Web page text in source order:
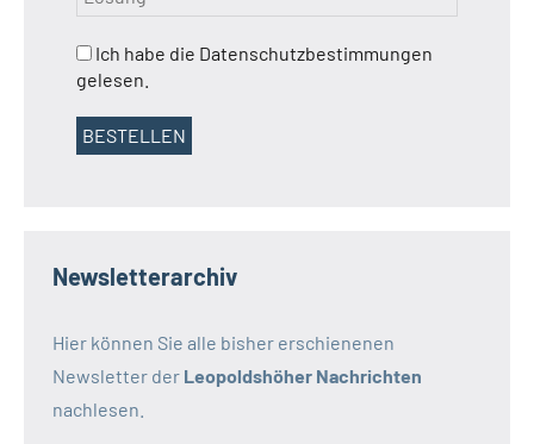
Ich habe die Datenschutzbestimmungen
gelesen.
Newsletterarchiv
Hier können Sie alle bisher erschienenen
Newsletter der Leopoldshöher Nachrichten
nachlesen.